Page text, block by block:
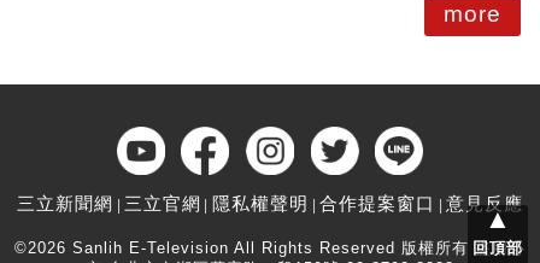
more
三立新聞網 三立官網 隱私權聲明 合作提案窗口 意見反應
©2026 Sanlih E-Television All Rights Reserved 版權所有 盜用必
▲
回頂部